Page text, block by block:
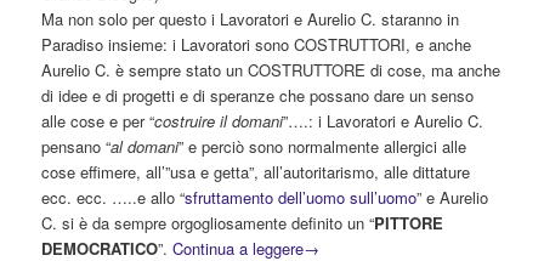
Ma non solo per questo i Lavoratori e Aurelio C. staranno in
Paradiso insieme: i Lavoratori sono COSTRUTTORI, e anche
Aurelio C. è sempre stato un COSTRUTTORE di cose, ma anche
di idee e di progetti e di speranze che possano dare un senso
alle cose e per “costruire il domani”….: i Lavoratori e Aurelio C.
pensano “al domani” e perciò sono normalmente allergici alle
cose effimere, all’”usa e getta”, all’autoritarismo, alle dittature
ecc. ecc. …..e allo “sfruttamento dell’uomo sull’uomo” e Aurelio
C. si è da sempre orgogliosamente definito un “PITTORE
DEMOCRATICO”.Continua a leggere→